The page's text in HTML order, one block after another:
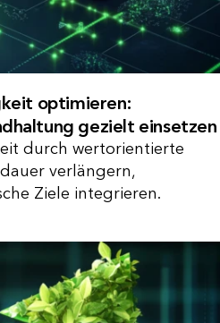
optimieren:
gezielt einsetzen
durch wertorientierte
verlängern,
Ziele integrieren.